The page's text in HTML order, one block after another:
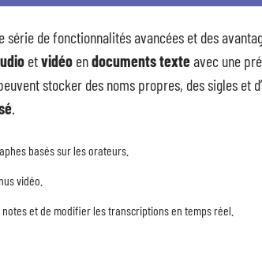
série de fonctionnalités avancées et des
etvidéo endocuments texteavec une
stocker des noms propres, des sigles et
.
basés sur les orateurs.
vidéo.
et de modifier les transcriptions en temps réel.